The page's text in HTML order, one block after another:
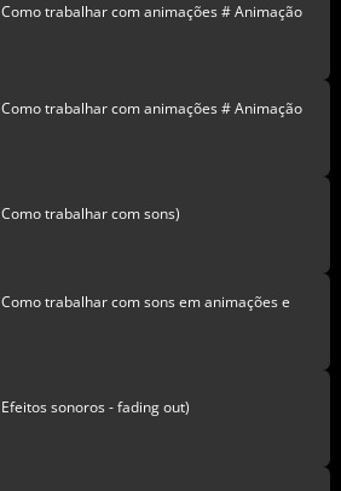
trabalhar com animações # Animação
trabalhar com animações # Animação
trabalhar com sons)
trabalhar com sons em animações e
sonoros - fading out)